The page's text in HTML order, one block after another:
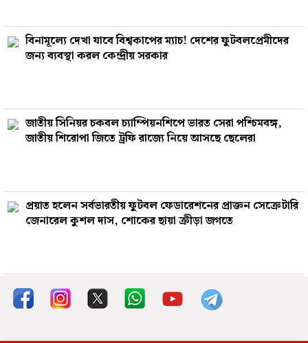
বিনামূল‍্যে দেখা যাবে বিশ্বকাপের ম‍্যাচ! দেশের ফুটবলপ্রেমীদের
জন্য ব‍্যবস্থা করল কেন্দ্রীয় সরকার
জাতীয় সিনিয়র চকবল চ্যাম্পিয়নশিপে ভারত সেরা পশ্চিমবঙ্গ,
জাতীয় শিরোপা জিতে ট্রফি রাজ‍্যে নিয়ে আসছে ছেলেরা
প্রয়াত হলেন সর্বভারতীয় ফুটবল ফেডারেশনের প্রাক্তন সেক্রেটারি
জেনারেল কুশল দাস, শোকের ছায়া ক্রীড়া জগতে